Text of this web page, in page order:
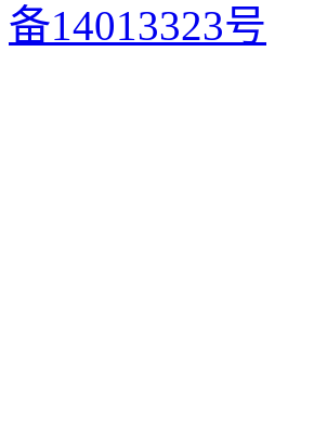
备14013323号